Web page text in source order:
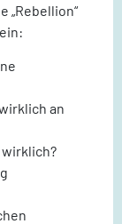
„Rebellion“
an